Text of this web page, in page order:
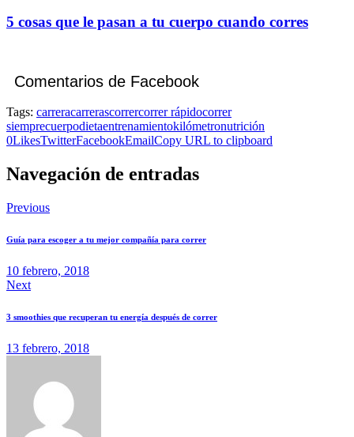
5 cosas que le pasan a tu cuerpo cuando corres
Comentarios de Facebook
Tags: carreracarrerascorrercorrer rápidocorrer
siemprecuerpodietaentrenamientokilómetronutrición
0LikesTwitterFacebookEmailCopy URL to clipboard
Navegación de entradas
Previous
Guía para escoger a tu mejor compañía para correr
10 febrero, 2018
Next
3 smoothies que recuperan tu energía después de correr
13 febrero, 2018